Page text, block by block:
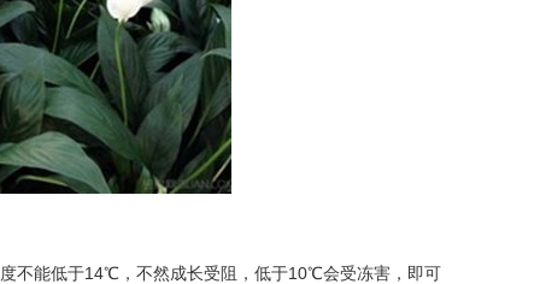
不能低于14℃，不然成长受阻，低于10℃会受冻害，即可